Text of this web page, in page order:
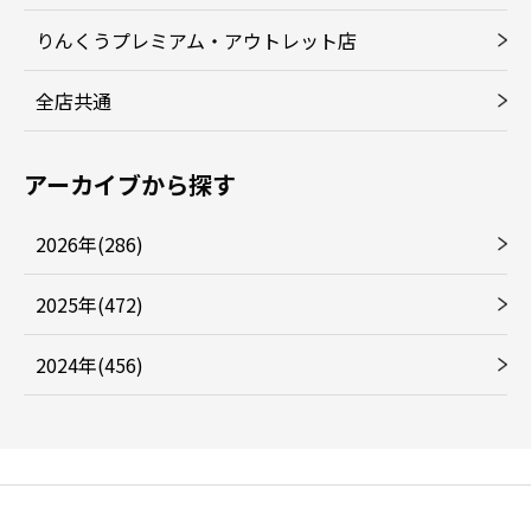
りんくうプレミアム・アウトレット店
全店共通
アーカイブから探す
2026年(286)
2025年(472)
2024年(456)